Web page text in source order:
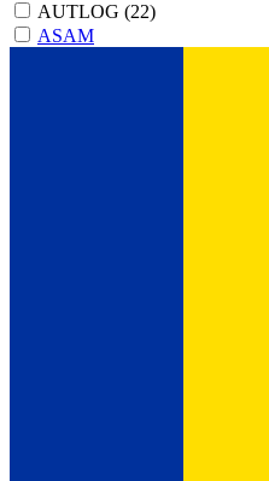
AUTLOG (22)
ASAM